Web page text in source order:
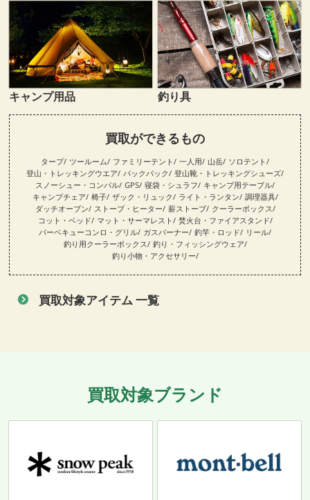
キャンプ用品 釣り具
買取ができるもの
タープ ツールーム ファミリーテント 一人用 山岳 ソロテント
登山・トレッキングウエア
バックパック
登山靴・トレッキングシューズ
スノーシュー・コンパル GPS 寝袋・シュラフ
キャンプ用テーブル
キャンプチェア 椅子 ザック・リュック ライト・ランタン 調理器具
ダッチオーブン
ストーブ・ヒーター 薪ストーブ
クーラーボックス
コット・ベッド
マット・サーマレスト
焚火台・ファイアスタンド
バーベキューコンロ・グリル ガスバーナー 釣竿・ロッド
リール
釣り用クーラーボックス
釣り・フィッシングウェア
釣り小物・アクセサリー
買取対象アイテム 一覧
買取対象ブランド